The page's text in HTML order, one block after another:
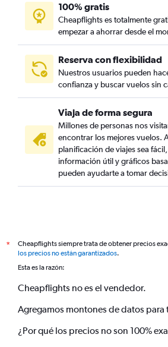
100% gratis
Cheapflights es totalmente
empezar a ahorrar desde el
Reserva con flexibilidad
Nuestros usuarios pueden
confianza y buscar vuelos sin
Viaja de forma segura
Millones de personas nos
encontrar los mejores vuelos.
planificación de viajes sea
información útil y gráficos
pueden ayudarte a tomar
*
Cheapflights siempre trata de obtener precios
los precios no están garantizados.
Esta es la razón:
Cheapflights no es el vendedor.
Agregamos montones de datos para
¿Por qué los precios no son 100%